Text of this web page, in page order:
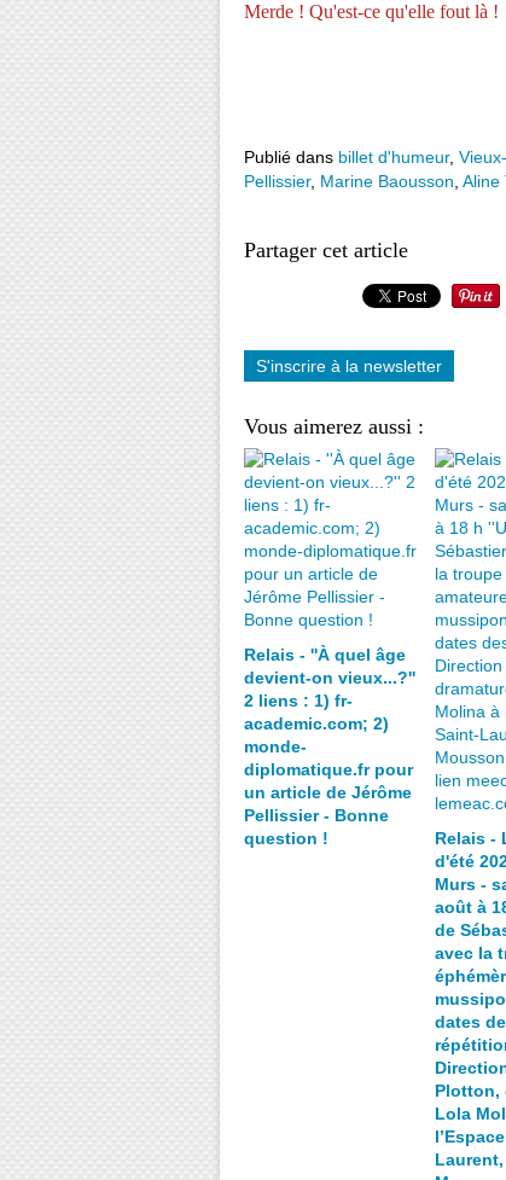
Merde ! Qu'est-ce qu'elle fout là !
Publié dans billet d'humeur,
Pellissier, Marine Baousson Aline
Partager cet article
S'inscrire à la newsletter
Vous aimerez aussi :
Relais - ''À quel âge
devient-on vieux...?''
2 liens : 1) fr-
academic.com; 2)
monde-
diplomatique.fr pour
un article de Jérôme
Pellissier - Bonne
question !
Relais -
d'été
Murs -
août à
de
avec la
dates
Plotton,
Lola